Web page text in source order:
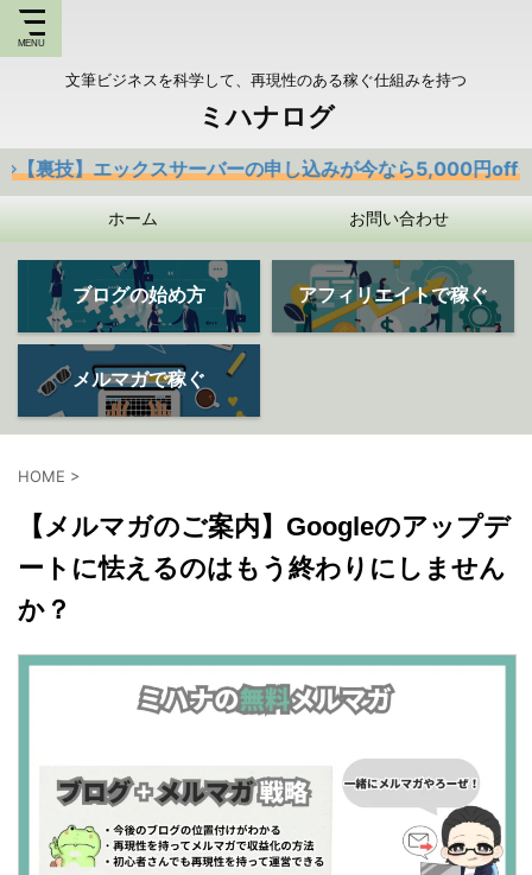
文筆ビジネスを科学して、再現性のある稼ぐ仕組みを持つ
ミハナログ
技】エックスサーバーの申し込みが今なら5,000円offクー
ホーム お問い合わせ
ブログの始め方 アフィリエイトで稼ぐ
メルマガで稼ぐ
HOME >
【メルマガのご案内】Googleのアップデ
ートに怯えるのはもう終わりにしません
か？